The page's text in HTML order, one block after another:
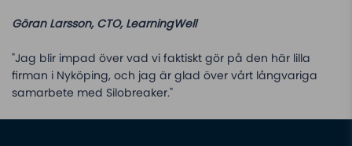
Göran Larsson, CTO, LearningWell
"Jag blir impad över vad vi faktiskt gör på den här lilla
firman i Nyköping, och jag är glad över vårt långvariga
samarbete med Silobreaker."